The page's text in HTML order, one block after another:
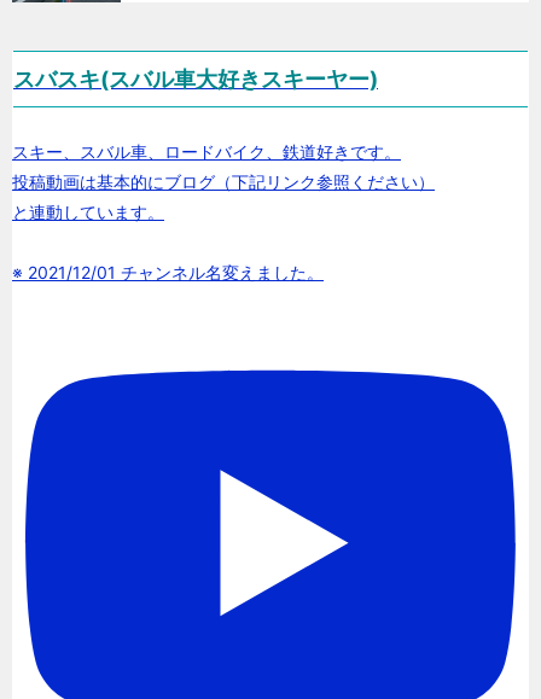
スバスキ(スバル車大好きスキーヤー)
スキー、スバル車、ロードバイク、鉄道好きです。
投稿動画は基本的にブログ（下記リンク参照ください）
と連動しています。
※ 2021/12/01 チャンネル名変えました。